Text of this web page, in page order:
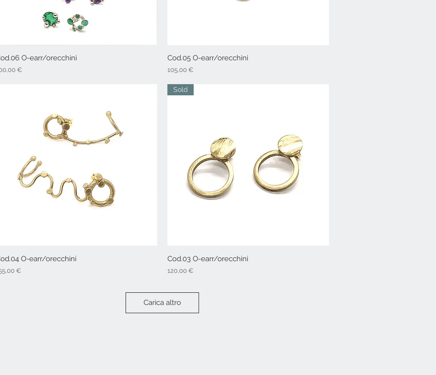
Vista rapida
O-earr/orecchini
€
Vista rapida
Cod.05 O-earr/orecchini
Prezzo
105,00 €
Vista rapida
O-earr/orecchini
€
Vista rapida
Sold
Cod.03 O-earr/orecchini
Prezzo
120,00 €
Carica altro